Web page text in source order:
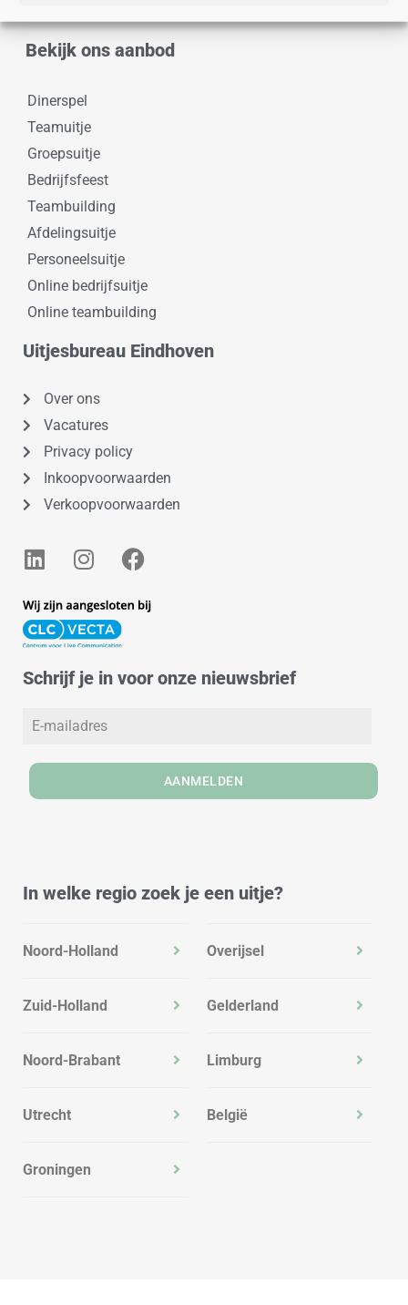
Bekijk ons aanbod
Dinerspel
Teamuitje
Groepsuitje
Bedrijfsfeest
Teambuilding
Afdelingsuitje
Personeelsuitje
Online bedrijfsuitje
Online teambuilding
Uitjesbureau Eindhoven
Over ons
Vacatures
Privacy policy
Inkoopvoorwaarden
Verkoopvoorwaarden
L
i
k
e
i
I
n
t
a
r
m
F
a
e
o
Schrijf je in voor onze nieuwsbrief
AANMELDEN
In welke regio zoek je een uitje?
Noord-Holland
Zuid-Holland
Noord-Brabant
Utrecht
Groningen
Overijsel
Gelderland
Limburg
België